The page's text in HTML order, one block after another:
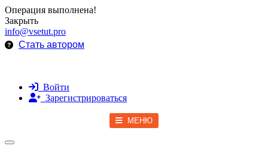
Операция выполнена!
Закрыть
info@vsetut.pro
Стать автором
Войти
Зарегистрироваться
МЕНЮ
Toggle navigation